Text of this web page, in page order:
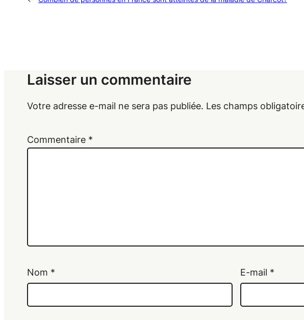
Laisser un commentaire
Votre adresse e-mail ne sera pas publiée. Les champs
Commentaire *
Nom * E-mail *